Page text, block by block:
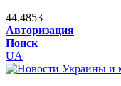
44.4853
Авторизация
Поиск
UA